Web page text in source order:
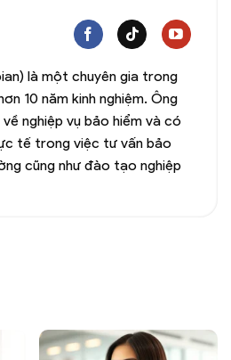
là một chuyên gia trong
10 năm kinh nghiệm. Ông
nghiệp vụ bảo hiểm và có
tế trong việc tư vấn bảo
cũng như đào tạo nghiệp